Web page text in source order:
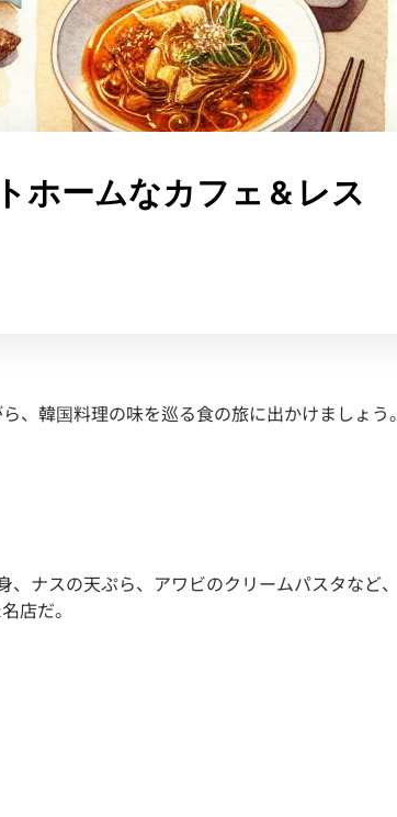
ホームなカフェ＆レス
、韓国料理の味を巡る食の旅に出かけましょう。
ナスの天ぷら、アワビのクリームパスタなど、
店だ。